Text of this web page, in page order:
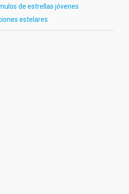
de estrellas jóvenes
estelares